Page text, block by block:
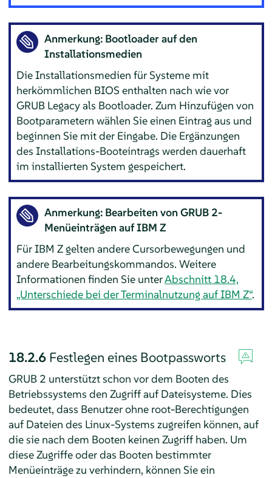
Anmerkung: Bootloader auf den
Installationsmedien
Die Installationsmedien für Systeme mit
herkömmlichen BIOS enthalten nach wie vor
GRUB Legacy als Bootloader. Zum Hinzufügen von
Bootparametern wählen Sie einen Eintrag aus und
beginnen Sie mit der Eingabe. Die Ergänzungen
des Installations-Booteintrags werden dauerhaft
im installierten System gespeichert.
Anmerkung: Bearbeiten von GRUB 2-
Menüeinträgen auf IBM Z
Für IBM Z gelten andere Cursorbewegungen und
andere Bearbeitungskommandos. Weitere
Informationen finden Sie unterAbschnitt 18.4,
„Unterschiede bei der Terminalnutzung auf IBM Z“.
18.2.6 Festlegen eines Bootpassworts
GRUB 2 unterstützt schon vor dem Booten des
Betriebssystems den Zugriff auf Dateisysteme. Dies
bedeutet, dass Benutzer ohne root-Berechtigungen
auf Dateien des Linux-Systems zugreifen können, auf
die sie nach dem Booten keinen Zugriff haben. Um
diese Zugriffe oder das Booten bestimmter
Menüeinträge zu verhindern, können Sie ein